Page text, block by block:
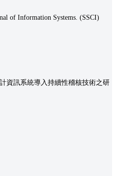
of Information Systems. (SSCI)
資訊系統導入持續性稽核技術之研